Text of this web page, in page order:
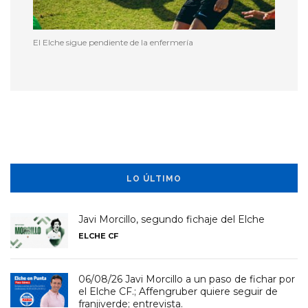
El Elche sigue pendiente de la enfermería
LO ÚLTIMO
Javi Morcillo, segundo fichaje del Elche
ELCHE CF
06/08/26 Javi Morcillo a un paso de fichar por
el Elche CF.; Affengruber quiere seguir de
franjiverde; entrevista.